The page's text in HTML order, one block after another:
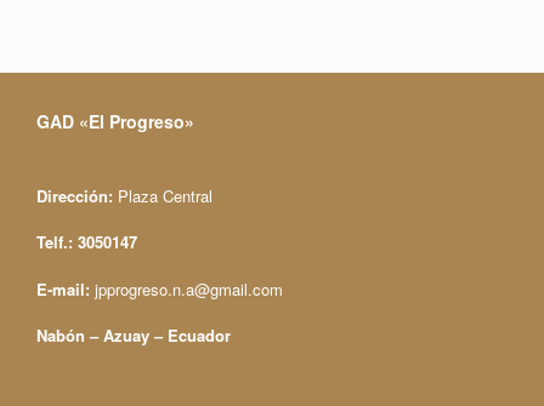
GAD «El Progreso»
Dirección: Plaza Central
Telf.: 3050147
E-mail: jpprogreso.n.a@gmail.com
Nabón – Azuay – Ecuador